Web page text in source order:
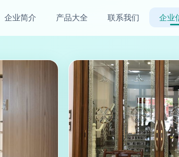
企业简介 产品大全 联系我们 企业